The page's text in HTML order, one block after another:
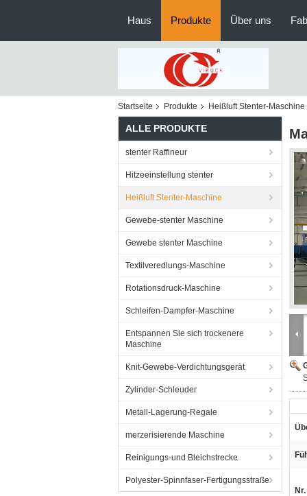
Haus Produkte Über uns
Startseite Produkte Heißluft Stenter-Maschine
ALLE PRODUKTE
stenter Raffineur
Hitzeeinstellung stenter
Heißluft Stenter-Maschine
Gewebe-stenter Maschine
Gewebe stenter Maschine
Textilveredlungs-Maschine
Rotationsdruck-Maschine
Schleifen-Dampfer-Maschine
Entspannen Sie sich trockenere
Maschine
Knit-Gewebe-Verdichtungsgerät
Zylinder-Schleuder
Metall-Lagerung-Regale
merzerisierende Maschine
Reinigungs-und Bleichstrecke
Polyester-Spinnfaser-Fertigungsstraße